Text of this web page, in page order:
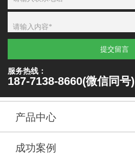
提交留言
服务热线：
187-7138-8660(微信同号)
产品中心
成功案例